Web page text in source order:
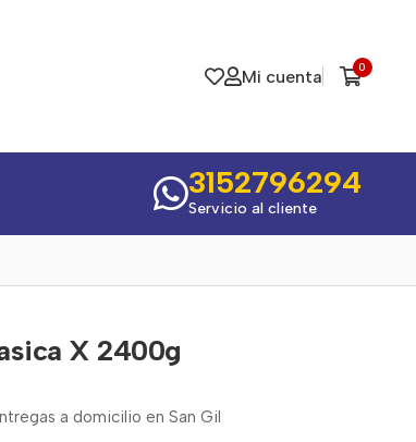
Mi cuenta 0
3152796294
Servicio al cliente
X 2400g
a domicilio en San Gil